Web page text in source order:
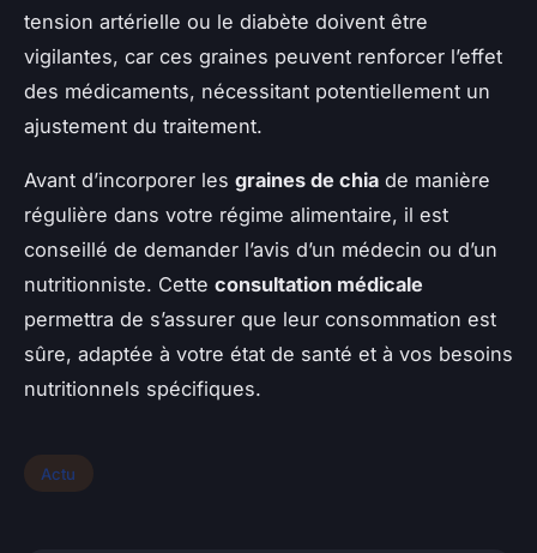
tension artérielle ou le diabète doivent être
vigilantes, car ces graines peuvent renforcer l’effet
des médicaments, nécessitant potentiellement un
ajustement du traitement.
Avant d’incorporer les graines de chia de manière
régulière dans votre régime alimentaire, il est
conseillé de demander l’avis d’un médecin ou d’un
nutritionniste. Cette consultation médicale
permettra de s’assurer que leur consommation est
sûre, adaptée à votre état de santé et à vos besoins
nutritionnels spécifiques.
Actu